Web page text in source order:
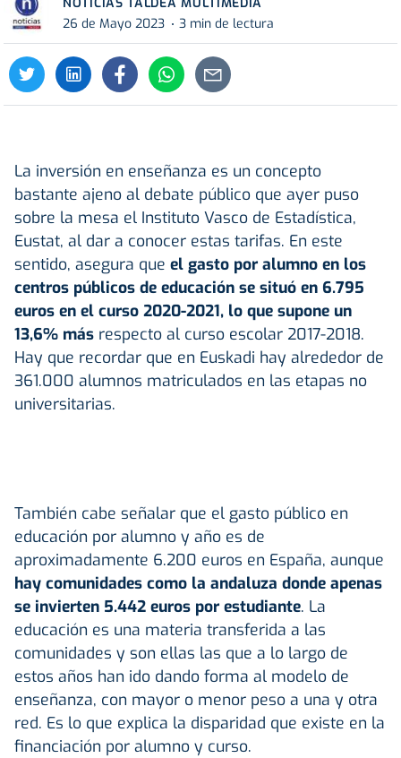
26 de Mayo 2023
3 min de lectura
La inversión en enseñanza es un concepto
bastante ajeno al debate público que ayer puso
sobre la mesa el Instituto Vasco de Estadística,
Eustat, al dar a conocer estas tarifas. En este
sentido, asegura que el gasto por alumno en los
centros públicos de educación se situó en 6.795
euros en el curso 2020-2021, lo que supone un
13,6% más respecto al curso escolar 2017-2018.
Hay que recordar que en Euskadi hay alrededor de
361.000 alumnos matriculados en las etapas no
universitarias.
También cabe señalar que el gasto público en
educación por alumno y año es de
aproximadamente 6.200 euros en España, aunque
hay comunidades como la andaluza donde apenas
se invierten 5.442 euros por estudiante. La
educación es una materia transferida a las
comunidades y son ellas las que a lo largo de
estos años han ido dando forma al modelo de
enseñanza, con mayor o menor peso a una y otra
red. Es lo que explica la disparidad que existe en la
financiación por alumno y curso.